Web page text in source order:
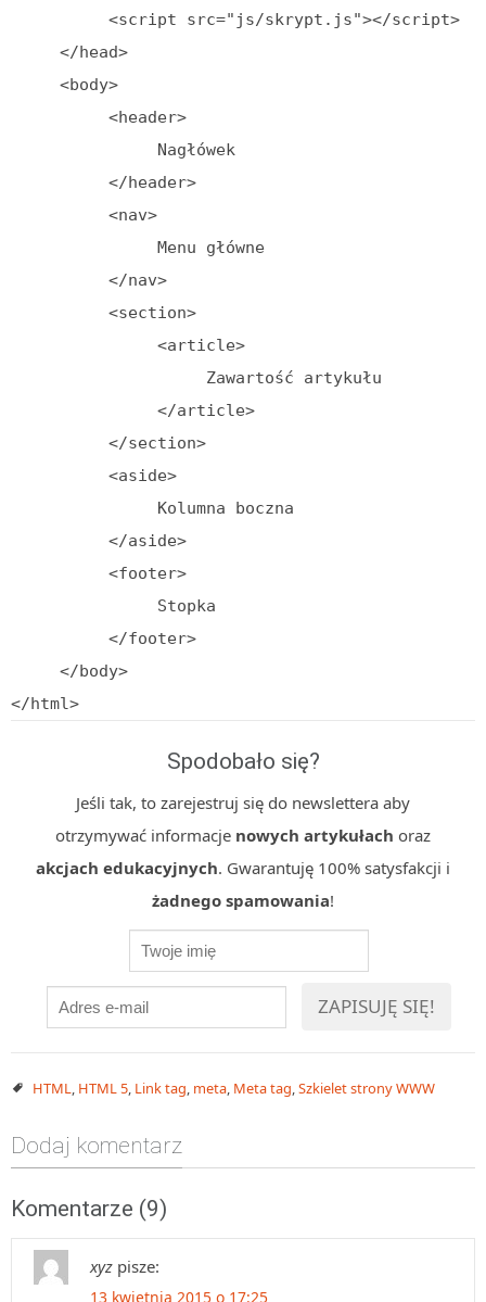
          <script src="js/skrypt.js"></script>
     </head>
     <body>
          <header>
               Nagłówek
          </header>
          <nav>
               Menu główne
          </nav>
          <section>
               <article>
                    Zawartość artykułu
               </article>
          </section>
          <aside>
               Kolumna boczna
          </aside>
          <footer>
               Stopka
          </footer>
     </body>
</html>
Spodobało się?
Jeśli tak, to zarejestruj się do newslettera aby
otrzymywać informacje nowych artykułach oraz
akcjach edukacyjnych. Gwarantuję 100% satysfakcji i
żadnego spamowania!
HTML, HTML 5, Link tag, meta, Meta tag,Szkielet strony WWW
Dodaj komentarz
Komentarze (9)
xyz pisze:
13 kwietnia 2015 o 17:25